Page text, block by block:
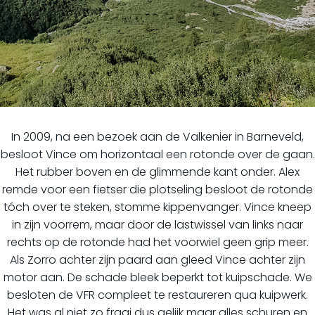
In 2009, na een bezoek aan de Valkenier in Barneveld,
besloot Vince om horizontaal een rotonde over de gaan.
Het rubber boven en de glimmende kant onder. Alex
remde voor een fietser die plotseling besloot de rotonde
tóch over te steken, stomme kippenvanger. Vince kneep
in zijn voorrem, maar door de lastwissel van links naar
rechts op de rotonde had het voorwiel geen grip meer.
Als Zorro achter zijn paard aan gleed Vince achter zijn
motor aan. De schade bleek beperkt tot kuipschade. We
besloten de VFR compleet te restaureren qua kuipwerk.